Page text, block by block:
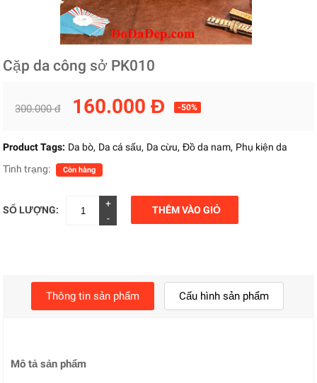
Cặp da công sở PK010
300.000 đ 160.000 Đ -50%
Product Tags: Da bò Da cá sấu Da cừu Đồ da nam Phụ kiện da
Tình trạng:
Còn hàng
SỐ LƯỢNG:
+
-
THÊM VÀO GIỎ
Thông tin sản phẩm Cấu hình sản phẩm
Mô tả sản phẩm